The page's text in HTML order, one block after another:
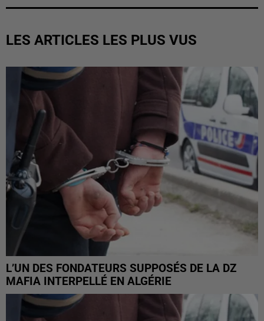
LES ARTICLES LES PLUS VUS
L’UN DES FONDATEURS SUPPOSÉS DE LA DZ
MAFIA INTERPELLÉ EN ALGÉRIE